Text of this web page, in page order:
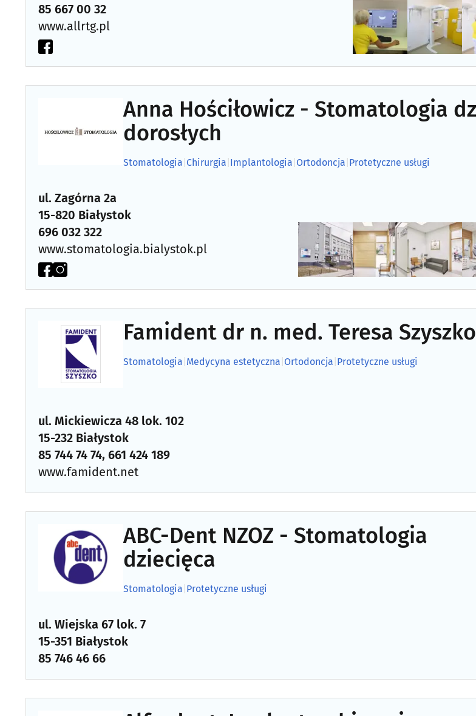
85 667 00 32
www.allrtg.pl
Anna Hościłowicz - Stomatologia
dorosłych
Stomatologia Chirurgia Implantologia Ortodoncja Protetyczne usługi
ul. Zagórna 2a
15-820 Białystok
696 032 322
www.stomatologia.bialystok.pl
Famident dr n. med. Teresa Szyszko
Stomatologia Medycyna estetyczna Ortodoncja Protetyczne usługi
ul. Mickiewicza 48 lok. 102
15-232 Białystok
85 744 74 74, 661 424 189
www.famident.net
ABC-Dent NZOZ - Stomatologia
dziecięca
Stomatologia Protetyczne usługi
ul. Wiejska 67 lok. 7
15-351 Białystok
85 746 46 66